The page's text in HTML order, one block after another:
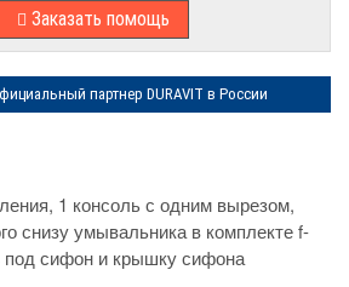
Заказать помощь
партнер DURAVIT в России
1 консоль с одним вырезом,
снизу умывальника в комплекте f-
под сифон и крышку сифона